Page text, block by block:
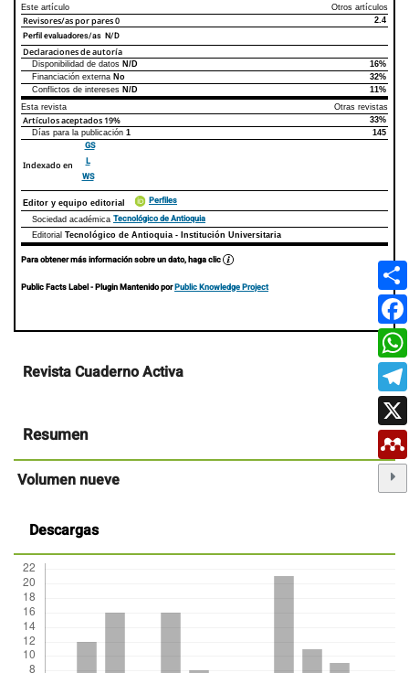
Este artículo Otros artículos
Revisores/as por pares0 2.4
Perfil evaluadores/as N/D
Declaraciones de autoría
Declaraciones de autoríaEste artículo
Disponibilidad de datos N/D
16%
Financiación externa No
32%
Conflictos de intereses N/D
11%
Esta revista
Otras revistas
Artículos aceptados 19%
33%
Días para la publicación 1 145
Indexado en
GS
L
WS
Editor y equipo editorial Perfiles
Sociedad académica Tecnológico de Antioquia
Editorial Tecnológico de Antioquia - Institución Universitaria
Para obtener más información sobre un dato, haga clic
Public Facts Label- Plugin Mantenido porPublic Knowledge Project
Contenido
Revista Cuaderno Activa
Resumen
Volumen nueve
Descargas